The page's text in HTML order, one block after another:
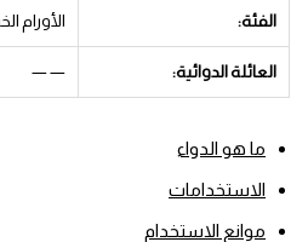
الفئة: الأورام
العائلة الدوائية: — —
ما هو الدواء
الاستخدامات
موانع الاستخدام